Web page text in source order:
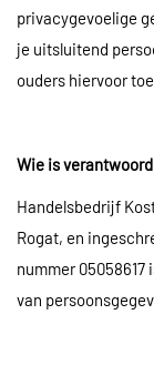
privacygevoelige
je uitsluitend
ouders hiervoor
Wie is
Handelsbedrijf
Rogat, en
nummer
van